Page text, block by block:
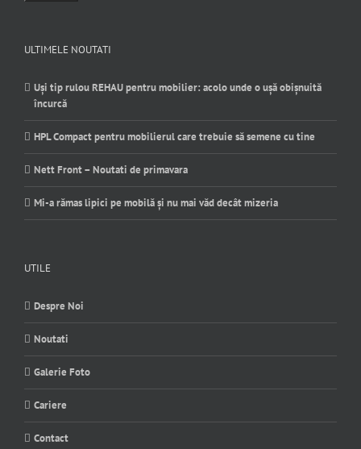
ULTIMELE NOUTATI
Uși tip rulou REHAU pentru mobilier: acolo unde o ușă obișnuită
încurcă
HPL Compact pentru mobilierul care trebuie să semene cu tine
Nett Front – Noutati de primavara
Mi-a rămas lipici pe mobilă și nu mai văd decât mizeria
UTILE
Despre Noi
Noutati
Galerie Foto
Cariere
Contact